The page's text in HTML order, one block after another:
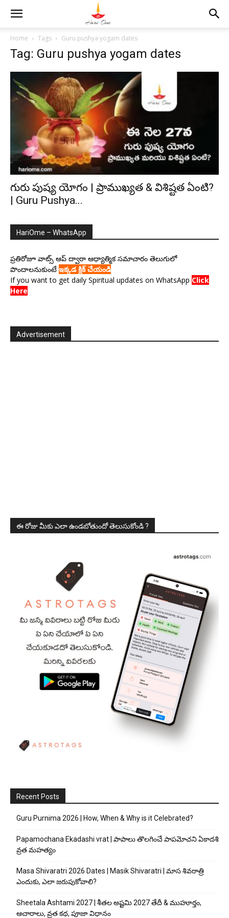
Home Tags Guru pushya yogam dates
Tag: Guru pushya yogam dates
గురు పుష్య యోగం | ప్రాముఖ్యత & విశిష్టత ఏంటి?
| Guru Pushya...
HariOme – WhatsApp
ప్రతిరోజూ వాట్స్ ఆప్ ద్వారా ఆధ్యాత్మిక సమాచారం తెలుగులో
పొందాలనుకుంటే ఇక్కడ క్లిక్ చేయండి
If you want to get daily Spiritual updates on WhatsApp Click
Here
Advertisement
ఈ రోజు మీకు ఎలా ఉండబోతుందో తెలుసుకోండి ?
Recent Posts
Guru Purnima 2026 | How, When & Why is it Celebrated?
Papamochana Ekadashi vrat | పాపాలు తొలగించే పాపమోచని ఏకాదశి
వ్రత మహత్యం
Masa Shivaratri 2026 Dates | Masik Shivaratri | మాస శివరాత్రి
ఎందుకు, ఎలా జరుపుకోవాలి?
Sheetala Ashtami 2027 | శీతల అష్టమి 2027 తేదీ & ముహూర్తం,
ఆచారాలు, వ్రత కథ, పూజా విధానం